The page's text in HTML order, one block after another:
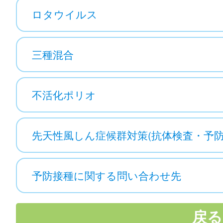
ロタウイルス
三種混合
不活化ポリオ
先天性風しん症候群対策(抗体検査・予
予防接種に関する問い合わせ先
戻る